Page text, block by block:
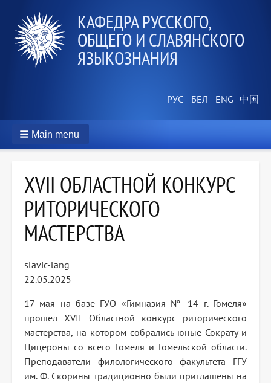
КАФЕДРА РУССКОГО,
ОБЩЕГО И СЛАВЯНСКОГО
ЯЗЫКОЗНАНИЯ
Main menu
XVII ОБЛАСТНОЙ КОНКУРС
РИТОРИЧЕСКОГО
МАСТЕРСТВА
slavic-lang
22.05.2025
17 мая на базе ГУО «Гимназия № 14 г. Гомеля»
прошел XVII Областной конкурс риторического
мастерства, на котором собрались юные Сократу и
Цицероны со всего Гомеля и Гомельской области.
Преподаватели филологического факультета ГГУ
им. Ф. Скорины традиционно были приглашены на